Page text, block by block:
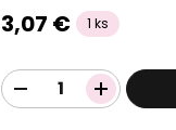
3,07 € 1 ks